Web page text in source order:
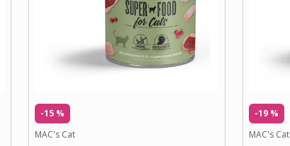
-15 %
MAC's Cat
-19 %
MAC's Cat